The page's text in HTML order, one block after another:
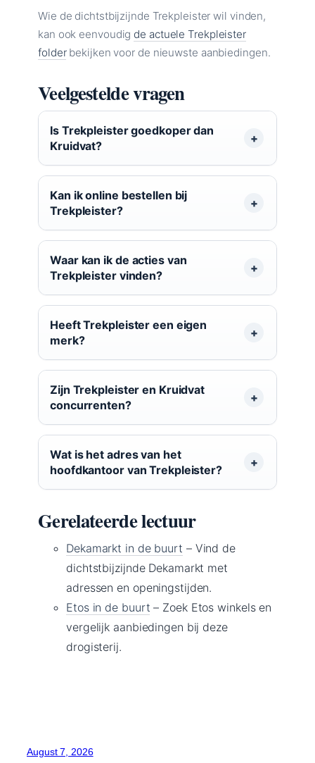
Wie de dichtstbijzijnde Trekpleister wil vinden,
kan ook eenvoudigde actuele Trekpleister
folderbekijken voor de nieuwste aanbiedingen.
Veelgestelde vragen
Is Trekpleister goedkoper dan
Kruidvat?
Kan ik online bestellen bij
Trekpleister?
Waar kan ik de acties van
Trekpleister vinden?
Heeft Trekpleister een eigen
merk?
Zijn Trekpleister en Kruidvat
concurrenten?
Wat is het adres van het
hoofdkantoor van Trekpleister?
Gerelateerde lectuur
Dekamarkt in de buurt – Vind de
dichtstbijzijnde Dekamarkt met
adressen en openingstijden.
Etos in de buurt – Zoek Etos winkels en
vergelijk aanbiedingen bij deze
drogisterij.
August 7, 2026